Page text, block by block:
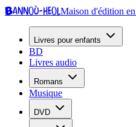
Bannoù-heolMaison d'édition
Livres pour enfants
BD
Livres audio
Romans
Musique
DVD